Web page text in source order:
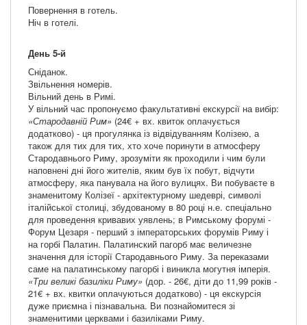
Повернення в готель.
Ніч в готелі.
День 5-й
Сніданок.
Звільнення номерів.
Вільний день в Римі.
У вільний час пропонуємо факультативні екскурсії на вибір:
«Стародавній Рим» (24€ + вх. квиток оплачується
додатково) - ця прогулянка із відвідуванням Колізею, а
також для тих для тих, хто хоче поринути в атмосферу
Стародавнього Риму, зрозуміти як проходили і чим були
наповнені дні його жителів, яким був їх побут, відчути
атмосферу, яка панувала на його вулицях. Ви побуваєте в
знаменитому Колізеї - архітектурному шедеврі, символі
італійської столиці, збудованому в 80 році н.е. спеціально
для проведення кривавих уявлень; в Римському форумі -
Форум Цезаря - перший з імператорських форумів Риму і
на горбі Палатин. Палатинский пагорб має величезне
значення для історії Стародавнього Риму. За переказами
саме на палатинському пагорбі і виникла могутня імперія.
«Три великі базиліки Риму» (дор. - 26€, діти до 11,99 років -
21€ + вх. квитки оплачуються додатково) - ця екскурсія
дуже приємна і пізнавальна. Ви познайомитеся зі
знаменитими церквами і базиліками Риму.